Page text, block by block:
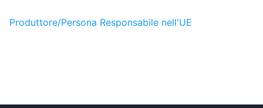
Produttore/Persona Responsabile nell'UE